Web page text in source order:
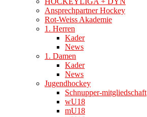
Ansprechpartner Hockey
Rot-Weiss Akademie
1. Herren
Kader
News
1. Damen
Kader
News
Jugendhockey
Schnupper-mitgliedschaft
wU18
mU18